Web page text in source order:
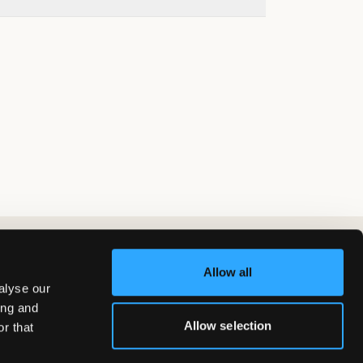
our
and
that
Allow all
Allow selection